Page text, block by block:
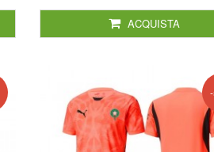
ACQUISTA